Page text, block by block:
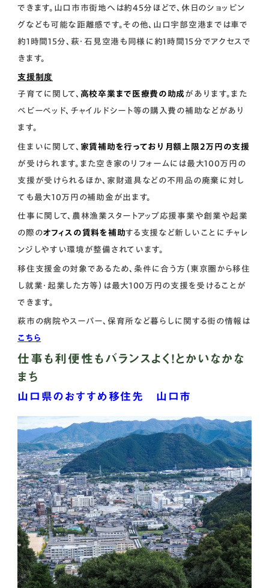
できます。山口市市街地へは約45分ほどで、休日のショッピン
グなども可能な距離感です。その他、山口宇部空港までは車で
約1時間15分、萩・石見空港も同様に約1時間15分でアクセスで
きます。
支援制度
子育てに関して、 高校卒業まで医療費の助成があります。また
ベビーベッド、チャイルドシート等の購入費の補助などがあり
ます。
住まいに関して、 家賃補助を行っており月額上限2万円の支援
が受けられます。また空き家のリフォームには最大100万円の
支援が受けられるほか、家財道具などの不用品の廃棄に対し
ても最大10万円の補助金が出ます。
仕事に関して、農林漁業スタートアップ応援事業や創業や起業
の際のオフィスの賃料を補助する支援など新しいことにチャレ
ンジしやすい環境が整備されています。
移住支援金の対象であるため、条件に合う方（東京圏から移住
し就業・起業した方等）は最大100万円の支援を受けることが
できます。
萩市の病院やスーパー、保育所など暮らしに関する街の情報は
こちら
仕事も利便性もバランスよく！とかいなかな
まち
山口県のおすすめ移住先 山口市